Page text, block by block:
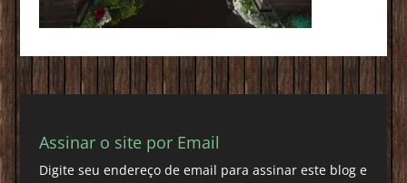
Assinar o site por Email
Digite seu endereço de email para assinar este blog e